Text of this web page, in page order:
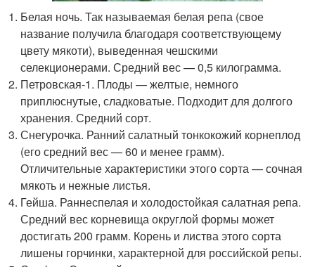
Белая ночь. Так называемая белая репа (свое
название получила благодаря соответствующему
цвету мякоти), выведенная чешскими
селекционерами. Средний вес — 0,5 килограмма.
Петровская-1. Плоды — желтые, немного
приплюснутые, сладковатые. Подходит для долгого
хранения. Средний сорт.
Снегурочка. Ранний салатный тонкокожий корнеплод
(его средний вес — 60 и менее грамм).
Отличительные характеристики этого сорта — сочная
мякоть и нежные листья.
Гейша. Раннеспелая и холодостойкая салатная репа.
Средний вес корневища округлой формы может
достигать 200 грамм. Корень и листва этого сорта
лишены горчинки, характерной для российской репы.